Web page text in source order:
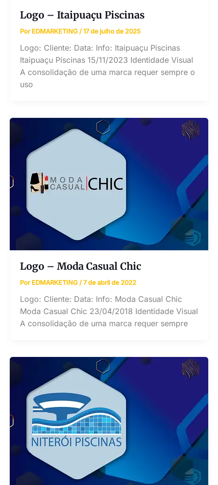
Logo – Itaipuaçu Piscinas
PorEDMARKETING /17 de julho de 2025
Logo: Cliente: Data: Info: Itaipuaçu Piscinas
Itaipuaçu Piscinas 15/11/2023 Identidade Visual
A consolidação de uma marca requer sempre o
uso
Logo – Moda Casual Chic
PorEDMARKETING /7 de abril de 2022
Logo: Cliente: Data: Info: Moda Casual Chic
Moda Casual Chic 23/04/2018 Identidade Visual
A consolidação de uma marca requer sempre